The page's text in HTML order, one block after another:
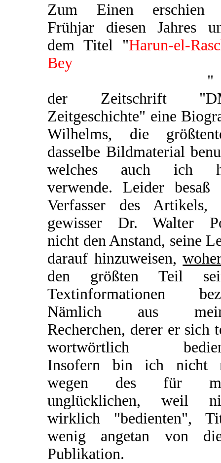
Zum Einen erschien
Frühjar diesen Jahres
dem Titel "Harun-el-
Bey
"
der Zeitschrift
Zeitgeschichte" eine
Wilhelms, die
dasselbe Bildmaterial
welches auch ich
verwende. Leider besaß
Verfasser des Artikels,
gewisser Dr. Walter
nicht den Anstand, seine
darauf hinzuweisen,
den größten Teil
Textinformationen
Nämlich aus
Recherchen, derer er sich
wortwörtlich
Insofern bin ich nicht
wegen des für
unglücklichen, weil
wirklich "bedienten",
wenig angetan von
Publikation.